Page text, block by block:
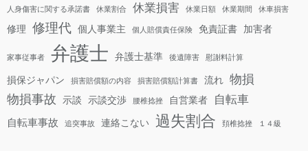
人身傷害に関する承諾書 休業割合 休業損害 休業日額 休業期間 休車損害
修理 修理代 個人事業主 個人賠償責任保険 免責証書 加害者
家事従事者 弁護士 弁護士基準 後遺障害 慰謝料計算
損保ジャパン 損害賠償額の内容 損害賠償額計算書 流れ 物損
物損事故
示談 示談交渉 腰椎捻挫 自営業者 自転車
自転車事故 追突事故 連絡こない 過失割合 頚椎捻挫 １４級